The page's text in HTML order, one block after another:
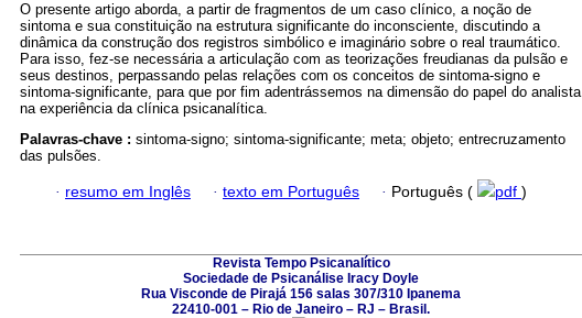
O presente artigo aborda, a partir de fragmentos de um caso clínico, a noção de
sintoma e sua constituição na estrutura significante do inconsciente, discutindo a
dinâmica da construção dos registros simbólico e imaginário sobre o real traumático.
Para isso, fez-se necessária a articulação com as teorizações freudianas da pulsão e
seus destinos, perpassando pelas relações com os conceitos de sintoma-signo e
sintoma-significante, para que por fim adentrássemos na dimensão do papel do analista
na experiência da clínica psicanalítica.
Palavras-chave : sintoma-signo; sintoma-significante; meta; objeto; entrecruzamento
das pulsões.
· resumo em Inglês · texto em Português · Português ( pdf )
Revista Tempo Psicanalítico
Sociedade de Psicanálise Iracy Doyle
Rua Visconde de Pirajá 156 salas 307/310 Ipanema
22410-001 – Rio de Janeiro – RJ – Brasil.